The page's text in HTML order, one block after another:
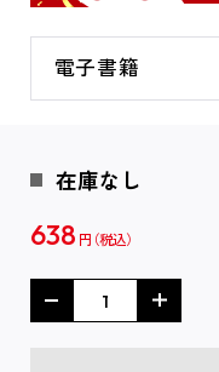
電子書籍
在庫なし
638 円